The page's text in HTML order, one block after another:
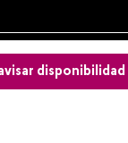
disponibilidad